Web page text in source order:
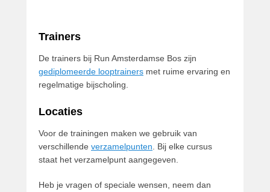
Trainers
De trainers bij Run Amsterdamse Bos zijn
gediplomeerde looptrainers met ruime ervaring en
regelmatige bijscholing.
Locaties
Voor de trainingen maken we gebruik van
verschillende verzamelpunten . Bij elke cursus
staat het verzamelpunt aangegeven.
Heb je vragen of speciale wensen, neem dan